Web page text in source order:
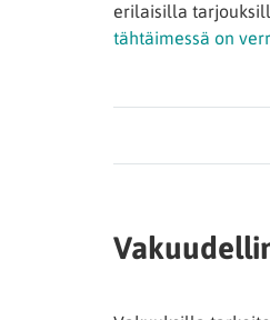
erilaisilla
tähtäimessä on